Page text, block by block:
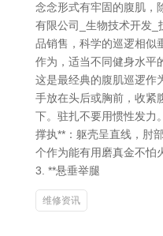
念念形式有牢固的腹肌，
有限公司_生物技术开发_
品销售，科学的巡逻相似
作为，适当不同健身水平
这是最经典的腹肌巡逻作
手放在头后或胸前，收紧
下。驻扎不要用惯性发力
撑执**：躯壳呈直线，肘
个作为能有用磨真金不怕
3. **悬垂举腿
维修资讯